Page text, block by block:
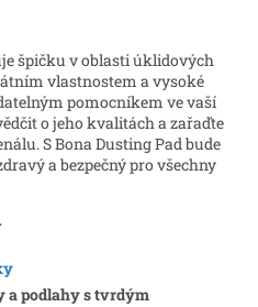
špičku v oblasti úklidových
vlastnostem a vysoké
pomocníkem ve vaší
o jeho kvalitách a zařaďte
S Bona Dusting Pad bude
a bezpečný pro všechny
a podlahy s tvrdým